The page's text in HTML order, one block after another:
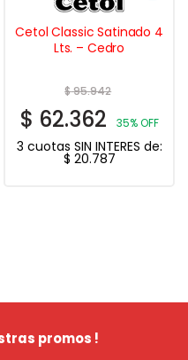
Cetol Classic Satinado 4
Lts. – Cedro
$95.942
$ 62.362 35% OFF
3 cuotas SIN INTERES de:
$ 20.787
promos !